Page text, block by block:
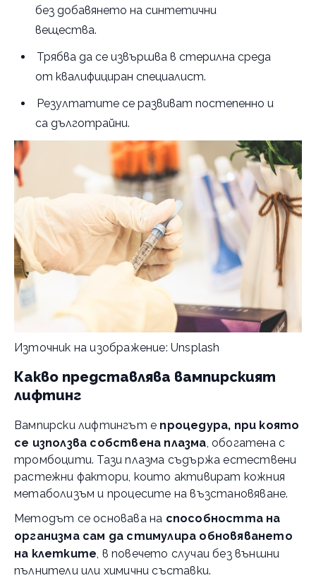
без добавянето на синтетични
вещества.
Трябва да се извършва в стерилна среда
от квалифициран специалист.
Резултатите се развиват постепенно и
са дълготрайни.
Източник на изображение: Unsplash
Какво представлява вампирският
лифтинг
Вампирски лифтингът е процедура, при която
се използва собствена плазма, обогатена с
тромбоцити. Тази плазма съдържа естествени
растежни фактори, които активират кожния
метаболизъм и процесите на възстановяване.
Методът се основава на способността на
организма сам да стимулира обновяването
на клетките, в повечето случаи без външни
пълнители или химични съставки.